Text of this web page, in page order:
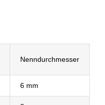
Nenndurchmesser
6 mm